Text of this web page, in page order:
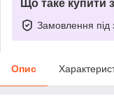
Що таке купити
Замовлення під
Опис